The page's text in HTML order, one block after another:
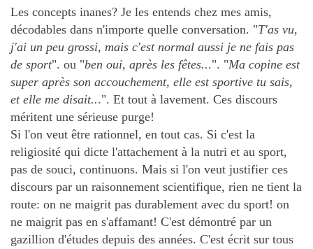
Les concepts inanes? Je les entends chez mes amis,
décodables dans n'importe quelle conversation. "T'as vu,
j'ai un peu grossi, mais c'est normal aussi je ne fais pas
de sport". ou "ben oui, après les fêtes...". "Ma copine est
super après son accouchement, elle est sportive tu sais,
et elle me disait...". Et tout à lavement. Ces discours
méritent une sérieuse purge!
Si l'on veut être rationnel, en tout cas. Si c'est la
religiosité qui dicte l'attachement à la nutri et au sport,
pas de souci, continuons. Mais si l'on veut justifier ces
discours par un raisonnement scientifique, rien ne tient la
route: on ne maigrit pas durablement avec du sport! on
ne maigrit pas en s'affamant! C'est démontré par un
gazillion d'études depuis des années. C'est écrit sur tous